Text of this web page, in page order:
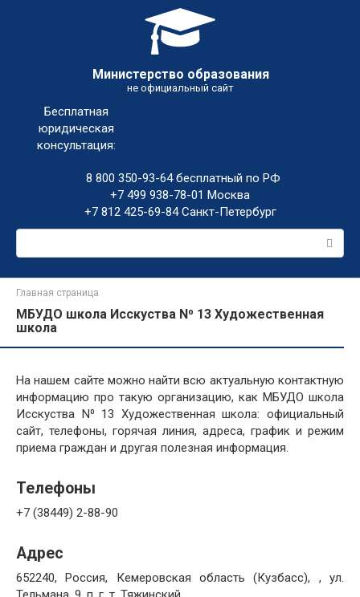
Министерство образования
не официальный сайт
Бесплатная
юридическая
консультация:
8 800 350-93-64бесплатный по РФ
+7 499 938-78-01 Москва
+7 812 425-69-84Санкт-Петербург
Главная страница
МБУДО школа Исскуства N⁰ 13 Художественная
школа
На нашем сайте можно найти всю актуальную контактную
информацию про такую организацию, как МБУДО школа
Исскуства N⁰ 13 Художественная школа: официальный
сайт, телефоны, горячая линия, адреса, график и режим
приема граждан и другая полезная информация.
Телефоны
+7 (38449) 2-88-90
Адрес
652240, Россия, Кемеровская область (Кузбасс), , ул.